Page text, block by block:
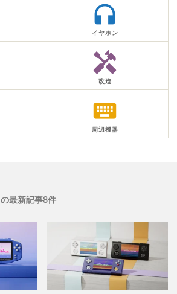
headphones
イヤホン
handyman
改造
keyboard
周辺機器
の最新記事8件